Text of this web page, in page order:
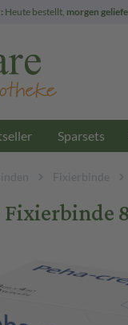
Heute bestellt, morgen
Sparsets
Fixierbinde